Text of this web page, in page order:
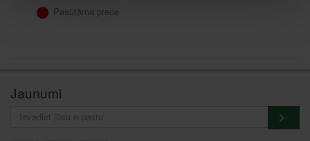
Pasūtāma prece
Jaunumi